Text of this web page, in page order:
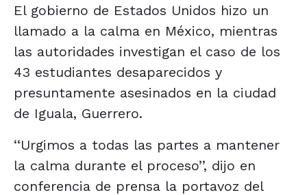
El gobierno de Estados Unidos hizo un
llamado a la calma en México, mientras
las autoridades investigan el caso de los
43 estudiantes desaparecidos y
presuntamente asesinados en la ciudad
de Iguala, Guerrero.
‘‘Urgimos a todas las partes a mantener
la calma durante el proceso’’, dijo en
conferencia de prensa la portavoz del